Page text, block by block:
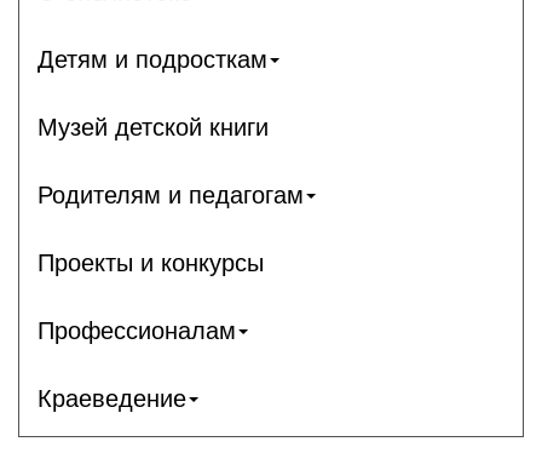
Детям и подросткам
Музей детской книги
Родителям и педагогам
Проекты и конкурсы
Профессионалам
Краеведение